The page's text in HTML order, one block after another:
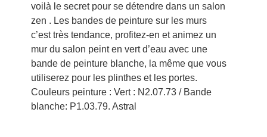
voilà le secret pour se détendre dans un salon
zen . Les bandes de peinture sur les murs
c’est très tendance, profitez-en et animez un
mur du salon peint en vert d’eau avec une
bande de peinture blanche, la même que vous
utiliserez pour les plinthes et les portes.
Couleurs peinture : Vert : N2.07.73 / Bande
blanche: P1.03.79. Astral